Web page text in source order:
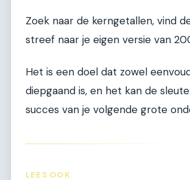
Zoek naar de kerngetallen, vind
streef naar je eigen versie van
Het is een doel dat zowel
diepgaand is, en het kan de
succes van je volgende grote
LEES OOK